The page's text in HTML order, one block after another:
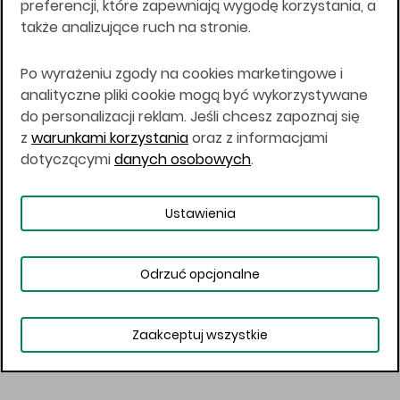
kierowane do osób mających miejsce
zamieszkania lub pobytu w Stanach
Japonii, ani w dowolnej innej jurysdykcji, w której
taki materiał byłby sprzeczny z prawem lub w
których zgodne z prawem nabycie produktów
inwestycyjnych nie jest możliwe lub w której nie
jest możliwe złożenie oferty. Prawa obowiązujące
w danej jurysdykcji określają, czy jest możliwe
nabycie poszczególnych produktów
Copyright © 2026 BOŚ | BOSSA.PL
Warunki korzystania
Dane osobowe
preferencji, które zapewniają wygodę korzystania, a
także analizujące ruch na stronie.
Po wyrażeniu zgody na cookies marketingowe i
analityczne pliki cookie mogą być wykorzystywane
do personalizacji reklam. Jeśli chcesz zapoznaj się
z warunkami korzystaniaoraz z informacjami
dotyczącymidanych osobowych.
Ustawienia
Odrzuć opcjonalne
Zaakceptuj wszystkie